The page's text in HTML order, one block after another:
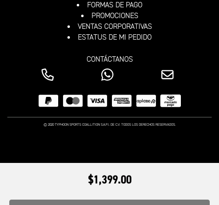
$1,399.00
FORMAS DE PAGO
PROMOCIONES
VENTAS CORPORATIVAS
ESTATUS DE MI PEDIDO
CONTÁCTANOS
© 2020 TYPHOON SPORTS COALLITION S.A.P.I. DE C.V. TODOS LOS DERECHOS RESERVADOS.